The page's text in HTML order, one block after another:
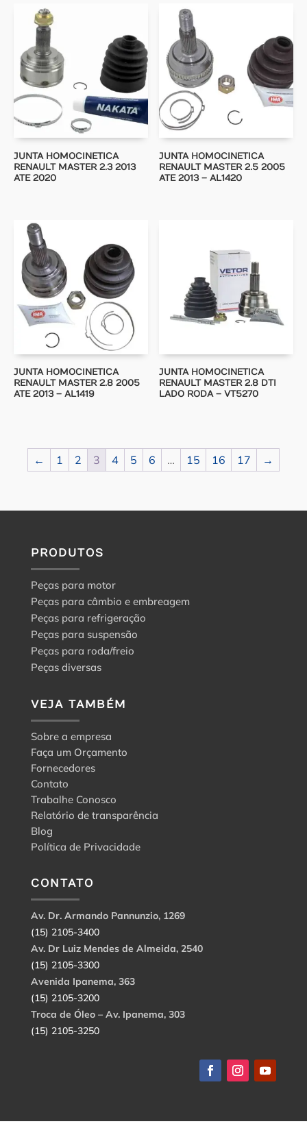
JUNTA HOMOCINETICA
RENAULT MASTER 2.3 2013
ATE 2020
JUNTA HOMOCINETICA
RENAULT MASTER 2.5 2005
ATE 2013 – AL1420
JUNTA HOMOCINETICA
RENAULT MASTER 2.8 2005
ATE 2013 – AL1419
JUNTA HOMOCINETICA
RENAULT MASTER 2.8 DTI
LADO RODA – VT5270
← 1 2 3 4 5 6 … 15 16 17 →
PRODUTOS
Peças para motor
Peças para câmbio e embreagem
Peças para refrigeração
Peças para suspensão
Peças para roda/freio
Peças diversas
VEJA TAMBÉM
Sobre a empresa
Faça um Orçamento
Fornecedores
Contato
Trabalhe Conosco
Relatório de transparência
Blog
Política de Privacidade
CONTATO
Av. Dr. Armando Pannunzio, 1269
(15) 2105-3400
Av. Dr Luiz Mendes de Almeida, 2540
(15) 2105-3300
Avenida Ipanema, 363
(15) 2105-3200
Troca de Óleo – Av. Ipanema, 303
(15) 2105-3250